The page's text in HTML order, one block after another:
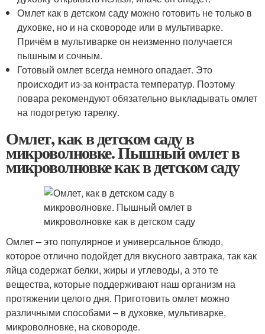
Омлет как в детском саду можно готовить не только в
духовке, но и на сковороде или в мультиварке.
Причём в мультиварке он неизменно получается
пышным и сочным.
Готовый омлет всегда немного опадает. Это
происходит из-за контраста температур. Поэтому
повара рекомендуют обязательно выкладывать омлет
на подогретую тарелку.
Омлет, как в детском саду в
микроволновке. Пышный омлет в
микроволновке как в детском саду
Омлет – это популярное и универсальное блюдо,
которое отлично подойдет для вкусного завтрака, так как
яйца содержат белки, жиры и углеводы, а это те
вещества, которые поддерживают наш организм на
протяжении целого дня. Приготовить омлет можно
различными способами – в духовке, мультиварке,
микроволновке, на сковороде.